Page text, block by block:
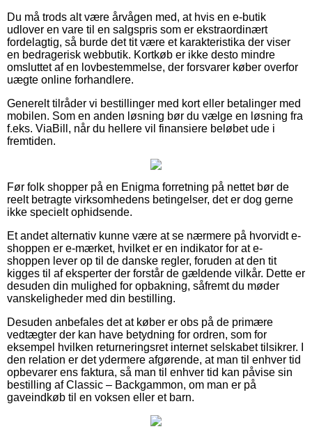
Du må trods alt være årvågen med, at hvis en e-butik
udlover en vare til en salgspris som er ekstraordinært
fordelagtig, så burde det tit være et karakteristika der viser
en bedragerisk webbutik. Kortkøb er ikke desto mindre
omsluttet af en lovbestemmelse, der forsvarer køber overfor
uægte online forhandlere.
Generelt tilråder vi bestillinger med kort eller betalinger med
mobilen. Som en anden løsning bør du vælge en løsning fra
f.eks. ViaBill, når du hellere vil finansiere beløbet ude i
fremtiden.
Før folk shopper på en Enigma forretning på nettet bør de
reelt betragte virksomhedens betingelser, det er dog gerne
ikke specielt ophidsende.
Et andet alternativ kunne være at se nærmere på hvorvidt e-
shoppen er e-mærket, hvilket er en indikator for at e-
shoppen lever op til de danske regler, foruden at den tit
kigges til af eksperter der forstår de gældende vilkår. Dette er
desuden din mulighed for opbakning, såfremt du møder
vanskeligheder med din bestilling.
Desuden anbefales det at køber er obs på de primære
vedtægter der kan have betydning for ordren, som for
eksempel hvilken returneringsret internet selskabet tilsikrer. I
den relation er det ydermere afgørende, at man til enhver tid
opbevarer ens faktura, så man til enhver tid kan påvise sin
bestilling af Classic – Backgammon, om man er på
gaveindkøb til en voksen eller et barn.